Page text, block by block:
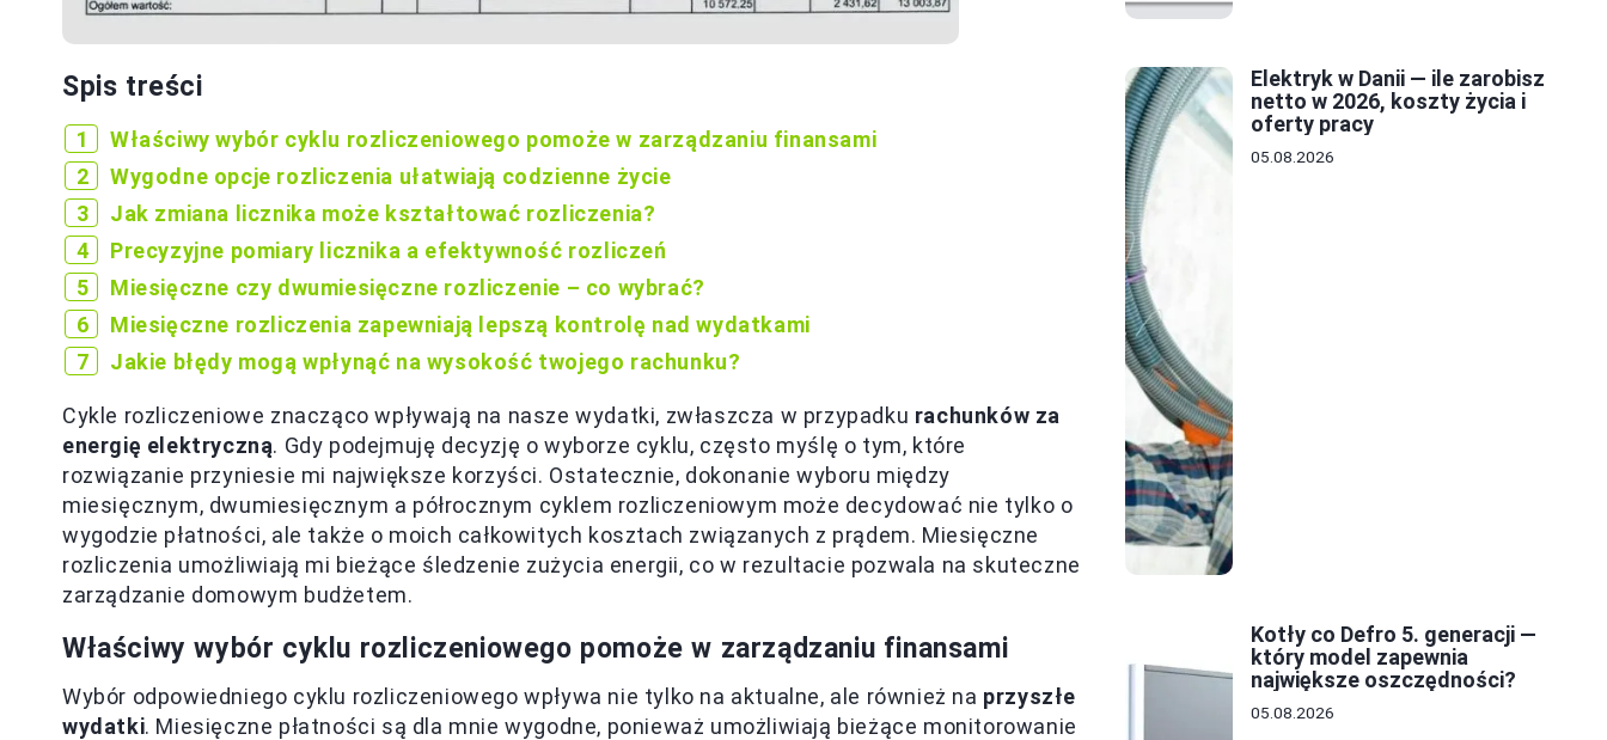
Spis treści
Właściwy wybór cyklu rozliczeniowego pomoże w zarządzaniu finansami
Wygodne opcje rozliczenia ułatwiają codzienne życie
Jak zmiana licznika może kształtować rozliczenia?
Precyzyjne pomiary licznika a efektywność rozliczeń
Miesięczne czy dwumiesięczne rozliczenie – co wybrać?
Miesięczne rozliczenia zapewniają lepszą kontrolę nad wydatkami
Jakie błędy mogą wpłynąć na wysokość twojego rachunku?
Cykle rozliczeniowe znacząco wpływają na nasze wydatki, zwłaszcza w przypadku rachunków za
energię elektryczną. Gdy podejmuję decyzję o wyborze cyklu, często myślę o tym, które
rozwiązanie przyniesie mi największe korzyści. Ostatecznie, dokonanie wyboru między
miesięcznym, dwumiesięcznym a półrocznym cyklem rozliczeniowym może decydować nie tylko o
wygodzie płatności, ale także o moich całkowitych kosztach związanych z prądem. Miesięczne
rozliczenia umożliwiają mi bieżące śledzenie zużycia energii, co w rezultacie pozwala na skuteczne
zarządzanie domowym budżetem.
Właściwy wybór cyklu rozliczeniowego pomoże w zarządzaniu finansami
Wybór odpowiedniego cyklu rozliczeniowego wpływa nie tylko na aktualne, ale również na przyszłe
wydatki. Miesięczne płatności są dla mnie wygodne, ponieważ umożliwiają bieżące monitorowanie
Elektryk w Danii — ile zarobisz
netto w 2026, koszty życia i
oferty pracy
05.08.2026
Kotły co Defro 5. generacji —
który model zapewnia
największe oszczędności?
05.08.2026